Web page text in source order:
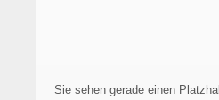
Sie sehen gerade einen